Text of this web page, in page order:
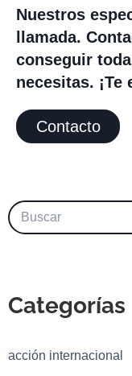
Nuestros
llamada.
conseguir
necesitas. ¡Te
Contacto
Categorías
acción internacional